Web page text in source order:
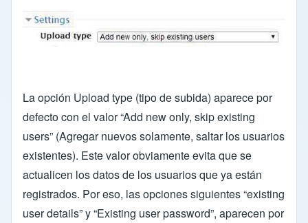
La opción Upload type (tipo de subida) aparece por
defecto con el valor “Add new only, skip existing
users” (Agregar nuevos solamente, saltar los usuarios
existentes). Este valor obviamente evita que se
actualicen los datos de los usuarios que ya están
registrados. Por eso, las opciones siguientes “existing
user details” y “Existing user password”, aparecen por